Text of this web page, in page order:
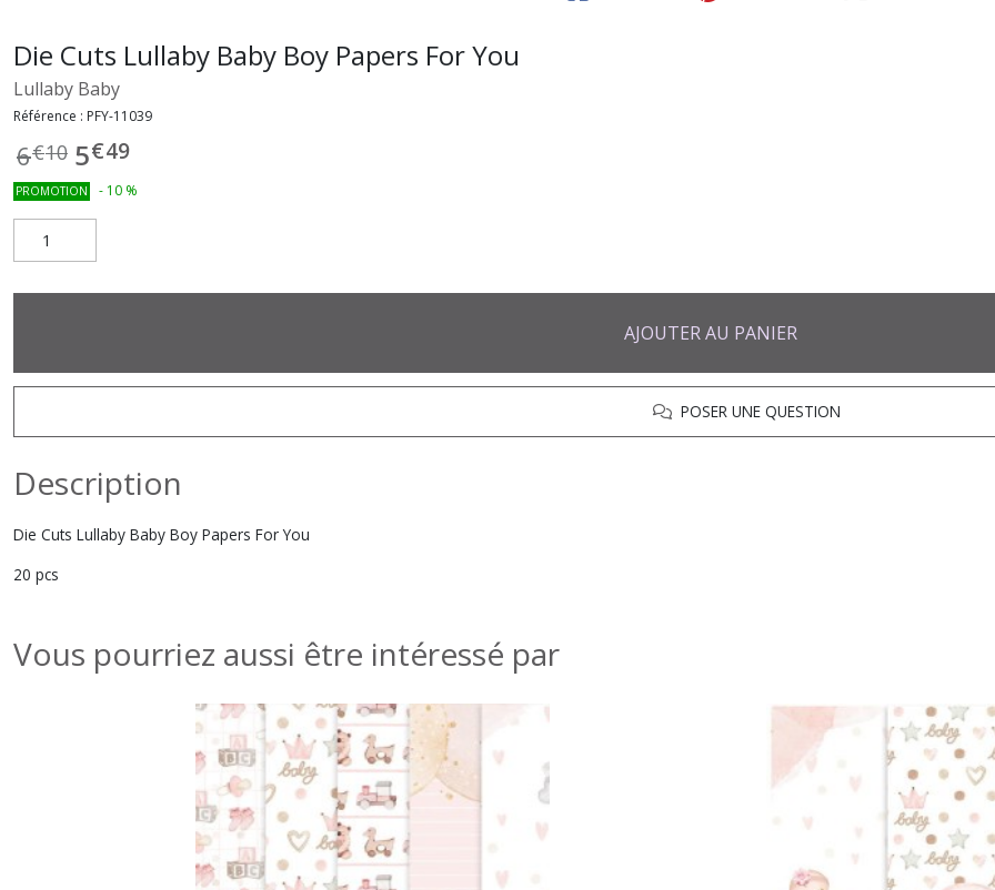
Die Cuts Lullaby Baby Boy Papers For You
Lullaby Baby
Référence : PFY-11039
6€10 5€49
PROMOTION - 10 %
AJOUTER AU PANIER
POSER UNE QUESTION
Description
Die Cuts Lullaby Baby Boy Papers For You
20 pcs
Vous pourriez aussi être intéressé par